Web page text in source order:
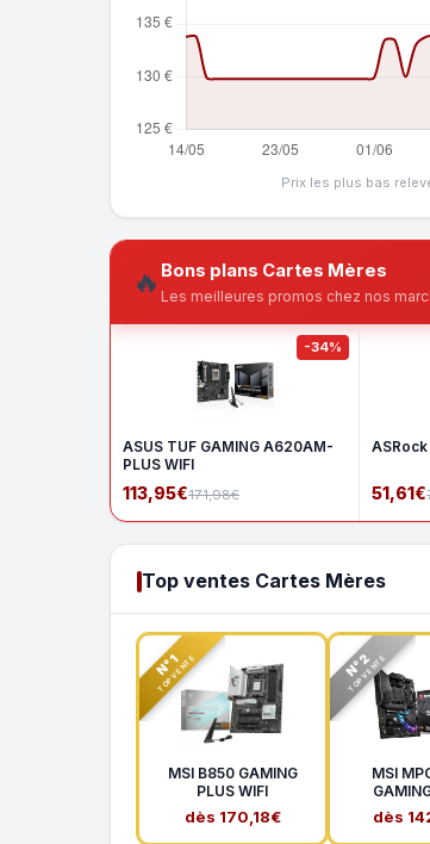
Prix les plus bas
🔥 Bons plans Cartes Mères
Les meilleures promos chez nos
-34%
ASUS TUF GAMING A620AM-
PLUS WIFI
113,95€171,98€ 51,61€
Top ventes Cartes Mères
N°1
TOP VENTE
MSI B850 GAMING
PLUS WIFI
dès 170,18€
N°2
TOP VENTE
MSI
dès